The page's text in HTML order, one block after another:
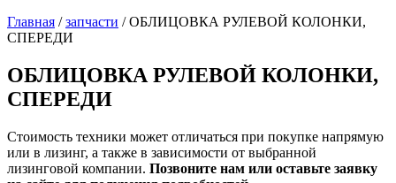
Главная /запчасти / ОБЛИЦОВКА РУЛЕВОЙ КОЛОНКИ,
СПЕРЕДИ
ОБЛИЦОВКА РУЛЕВОЙ КОЛОНКИ,
СПЕРЕДИ
Стоимость техники может отличаться при покупке напрямую
или в лизинг, а также в зависимости от выбранной
лизинговой компании. Позвоните нам или оставьте заявку